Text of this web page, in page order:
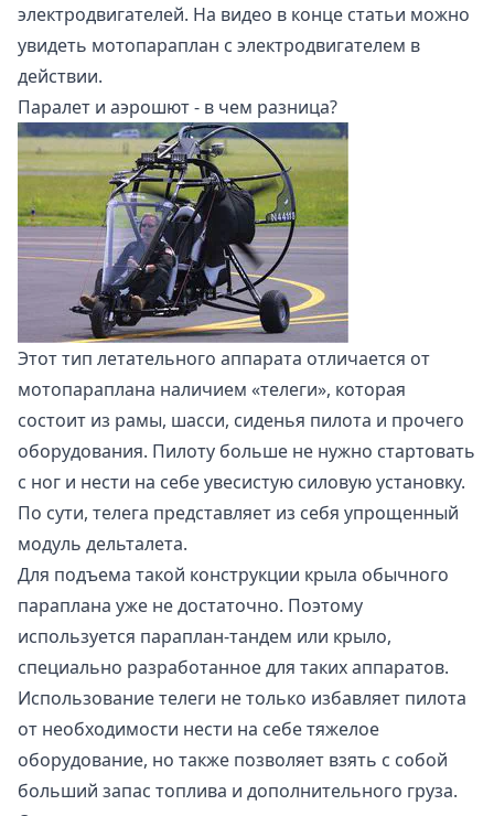
электродвигателей. На видео в конце статьи можно
увидеть мотопараплан с электродвигателем в
действии.
Паралет и аэрошют - в чем разница?
Этот тип летательного аппарата отличается от
мотопараплана наличием «телеги», которая
состоит из рамы, шасси, сиденья пилота и прочего
оборудования. Пилоту больше не нужно стартовать
с ног и нести на себе увесистую силовую установку.
По сути, телега представляет из себя упрощенный
модуль дельталета.
Для подъема такой конструкции крыла обычного
параплана уже не достаточно. Поэтому
используется параплан-тандем или крыло,
специально разработанное для таких аппаратов.
Использование телеги не только избавляет пилота
от необходимости нести на себе тяжелое
оборудование, но также позволяет взять с собой
больший запас топлива и дополнительного груза.